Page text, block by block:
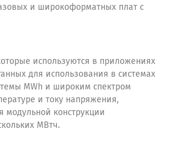
и широкоформатных плат с
используются в приложениях
для использования в системах
MWh и широким спектром
и току напряжения,
модульной конструкции
МВтч.